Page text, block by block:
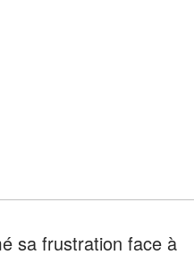
sa frustration face à